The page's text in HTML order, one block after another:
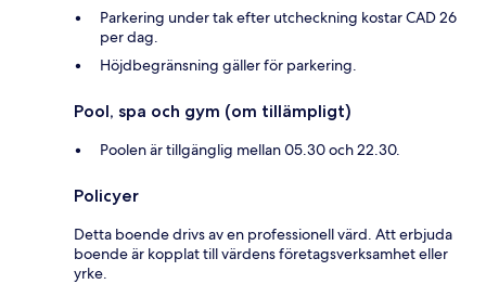
Parkering under tak efter utcheckning kostar CAD 26
per dag.
Höjdbegränsning gäller för parkering.
Pool, spa och gym (om tillämpligt)
Poolen är tillgänglig mellan 05.30 och 22.30.
Policyer
Detta boende drivs av en professionell värd. Att erbjuda
boende är kopplat till värdens företagsverksamhet eller
yrke.